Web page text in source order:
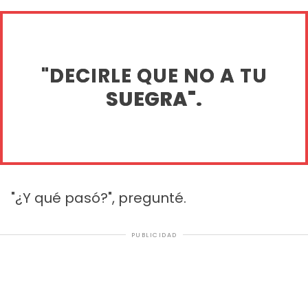
"DECIRLE QUE NO A TU
SUEGRA".
"¿Y qué pasó?", pregunté.
PUBLICIDAD